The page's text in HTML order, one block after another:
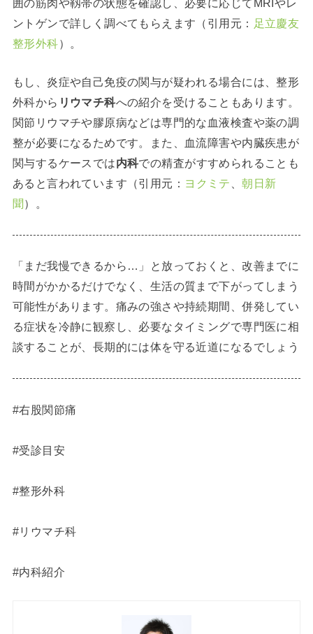
ントゲンで詳しく調べてもらえます（引用元： 足立慶友
整形外科）。
もし、炎症や自己免疫の関与が疑われる場合には、整形
外科から リウマチ科への紹介を受けることもあります。
関節リウマチや膠原病などは専門的な血液検査や薬の調
整が必要になるためです。また、血流障害や内臓疾患が
関与するケースでは内科での精査がすすめられることも
あると言われています（引用元： ヨクミテ 、朝日新
聞 ）。
「まだ我慢できるから…」と放っておくと、改善までに
時間がかかるだけでなく、生活の質まで下がってしまう
可能性があります。痛みの強さや持続期間、併発してい
る症状を冷静に観察し、必要なタイミングで専門医に相
談することが、長期的には体を守る近道になるでしょう
#右股関節痛
#受診目安
#整形外科
#リウマチ科
#内科紹介